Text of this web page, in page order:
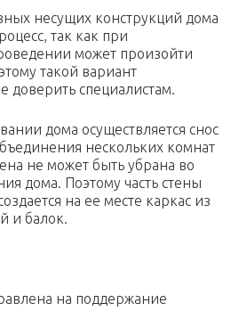
несущих конструкций дома
так как при
может произойти
такой вариант
доверить специалистам.
дома осуществляется снос
нескольких комнат
не может быть убрана во
дома. Поэтому часть стены
на ее месте каркас из
и балок.
на поддержание